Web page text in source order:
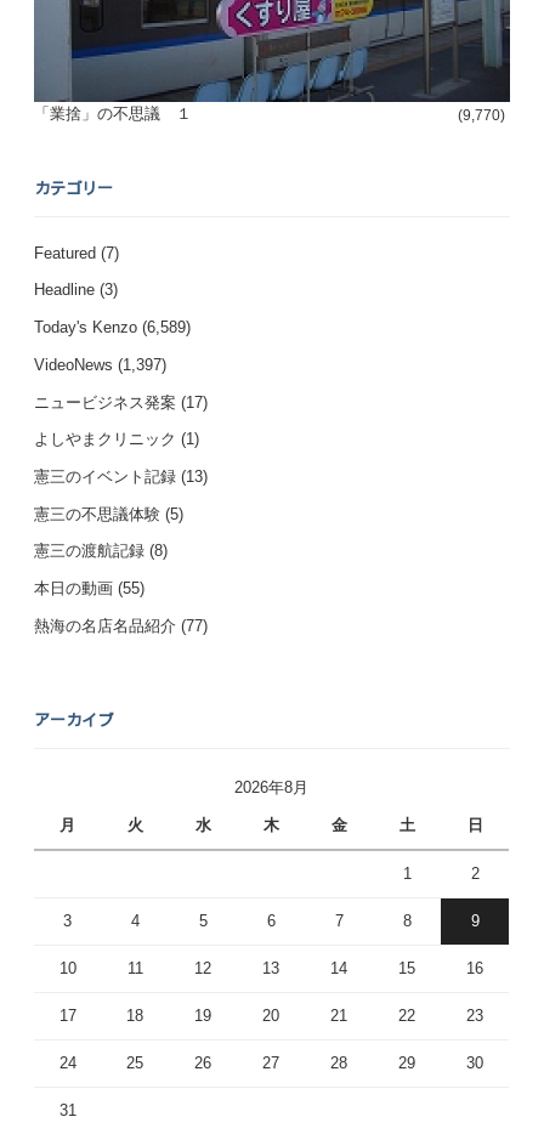
「業捨」の不思議 １ (9,770)
カテゴリー
Featured (7)
Headline (3)
Today's Kenzo (6,589)
VideoNews (1,397)
ニュービジネス発案 (17)
よしやまクリニック (1)
憲三のイベント記録 (13)
憲三の不思議体験 (5)
憲三の渡航記録 (8)
本日の動画 (55)
熱海の名店名品紹介 (77)
アーカイブ
2026年8月
月 火 水 木 金 土 日
1 2
3 4 5 6 7 8 9
10 11 12 13 14 15 16
17 18 19 20 21 22 23
24 25 26 27 28 29 30
31